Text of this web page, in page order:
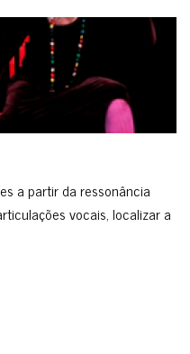
a partir da ressonância
vocais, localizar a